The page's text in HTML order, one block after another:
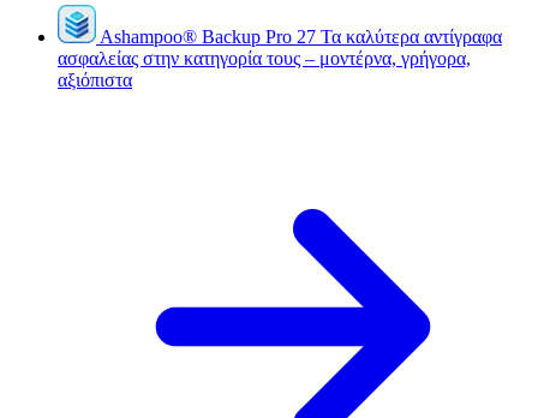
Ashampoo® Backup Pro 27 Τα καλύτερα αντίγραφα
ασφαλείας στην κατηγορία τους – μοντέρνα, γρήγορα,
αξιόπιστα